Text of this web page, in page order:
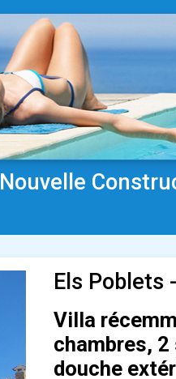
Nouvelle
Els Poblets
Villa
chambres, 2
douche